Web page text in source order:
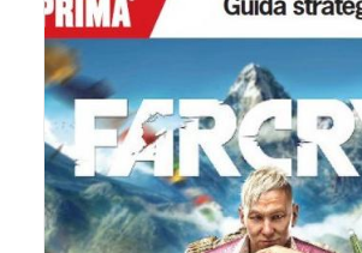
CONTATTI
CHI SIAMO
DOWNLOAD
RICERCA